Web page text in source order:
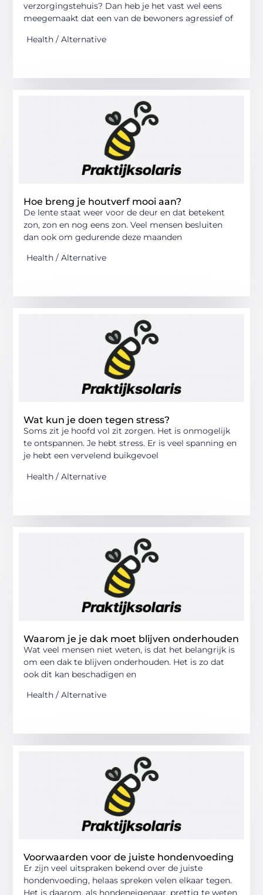
verzorgingstehuis? Dan heb je het vast wel eens
meegemaakt dat een van de bewoners agressief of
Health / Alternative
Hoe breng je houtverf mooi aan?
De lente staat weer voor de deur en dat betekent
zon, zon en nog eens zon. Veel mensen besluiten
dan ook om gedurende deze maanden
Health / Alternative
Wat kun je doen tegen stress?
Soms zit je hoofd vol zit zorgen. Het is onmogelijk
te ontspannen. Je hebt stress. Er is veel spanning en
je hebt een vervelend buikgevoel
Health / Alternative
Waarom je je dak moet blijven onderhouden
Wat veel mensen niet weten, is dat het belangrijk is
om een dak te blijven onderhouden. Het is zo dat
ook dit kan beschadigen en
Health / Alternative
Voorwaarden voor de juiste hondenvoeding
Er zijn veel uitspraken bekend over de juiste
hondenvoeding, helaas spreken velen elkaar tegen.
Het is daarom, als hondeneigenaar, prettig te weten